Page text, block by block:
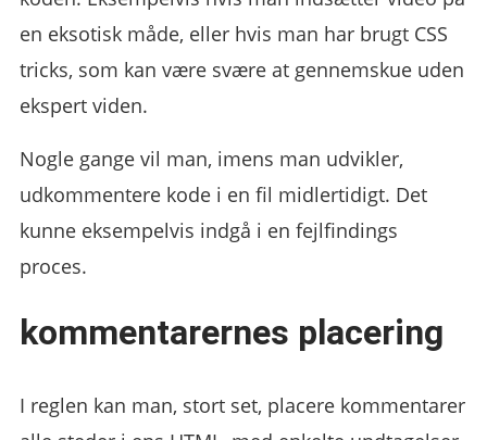
en eksotisk måde, eller hvis man har brugt CSS
tricks, som kan være svære at gennemskue uden
ekspert viden.
Nogle gange vil man, imens man udvikler,
udkommentere kode i en fil midlertidigt. Det
kunne eksempelvis indgå i en fejlfindings
proces.
kommentarernes placering
I reglen kan man, stort set, placere kommentarer